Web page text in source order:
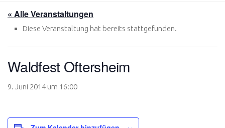
« Alle Veranstaltungen
Diese Veranstaltung hat bereits stattgefunden.
Waldfest Oftersheim
9. Juni 2014 um 16:00